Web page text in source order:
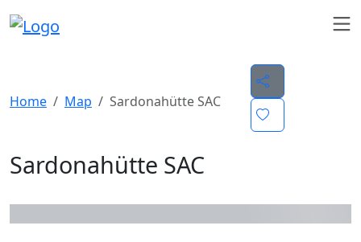
Home Map Sardonahütte SAC
Sardonahütte SAC